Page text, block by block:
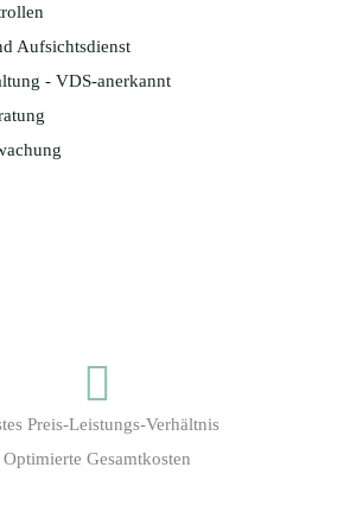
Aufsichtsdienst
- VDS-anerkannt
Preis-Leistungs-Verhältnis
Optimierte Gesamtkosten